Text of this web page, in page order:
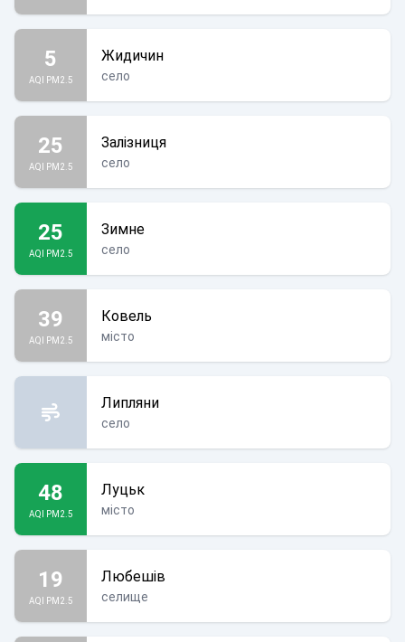
5
AQI PM2.5
Жидичин
село
25
AQI PM2.5
Залізниця
село
25
AQI PM2.5
Зимне
село
39
AQI PM2.5
Ковель
місто
Липляни
село
48
AQI PM2.5
Луцьк
місто
19
AQI PM2.5
Любешів
селище